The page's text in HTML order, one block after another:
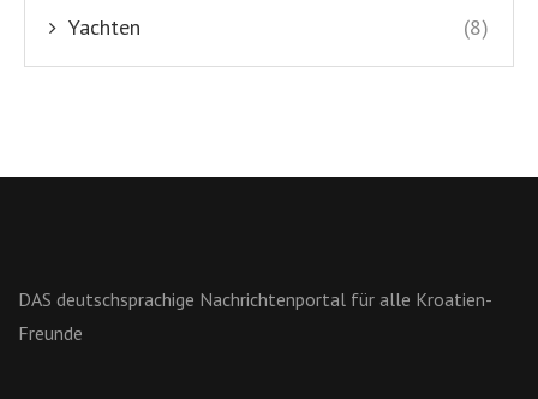
Yachten (8)
DAS deutschsprachige Nachrichtenportal für alle Kroatien-
Freunde